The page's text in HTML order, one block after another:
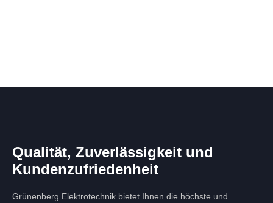
Qualität, Zuverlässigkeit und
Kundenzufriedenheit
Grünenberg Elektrotechnik bietet Ihnen die höchste und